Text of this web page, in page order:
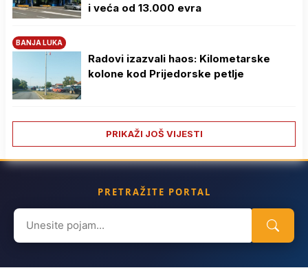
i veća od 13.000 evra
BANJA LUKA
Radovi izazvali haos: Kilometarske
kolone kod Prijedorske petlje
PRIKAŽI JOŠ VIJESTI
PRETRAŽITE PORTAL
Search
for: